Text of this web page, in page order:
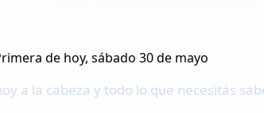
a la cabeza y todo lo que necesitás